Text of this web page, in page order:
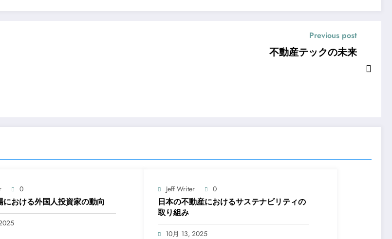
Previous post
不動産テックの未来
0
における外国人投資家の動向
Jeff Writer 0
日本の不動産におけるサステナビリティの
取り組み
10月 13, 2025